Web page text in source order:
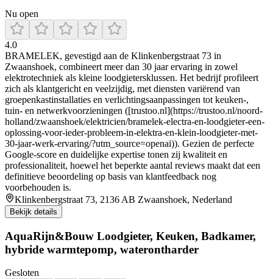
Nu open
4.0
BRAMELEK, gevestigd aan de Klinkenbergstraat 73 in
Zwaanshoek, combineert meer dan 30 jaar ervaring in zowel
elektrotechniek als kleine loodgietersklussen. Het bedrijf profileert
zich als klantgericht en veelzijdig, met diensten variërend van
groepenkastinstallaties en verlichtingsaanpassingen tot keuken-,
tuin- en netwerkvoorzieningen ([trustoo.nl](https://trustoo.nl/noord-
holland/zwaanshoek/elektricien/bramelek-electra-en-loodgieter-een-
oplossing-voor-ieder-probleem-in-elektra-en-klein-loodgieter-met-
30-jaar-werk-ervaring/?utm_source=openai)). Gezien de perfecte
Google-score en duidelijke expertise tonen zij kwaliteit en
professionaliteit, hoewel het beperkte aantal reviews maakt dat een
definitieve beoordeling op basis van klantfeedback nog
voorbehouden is.
Klinkenbergstraat 73, 2136 AB Zwaanshoek, Nederland
Bekijk details
AquaRijn&Bouw Loodgieter, Keuken, Badkamer,
hybride warmtepomp, waterontharder
Gesloten